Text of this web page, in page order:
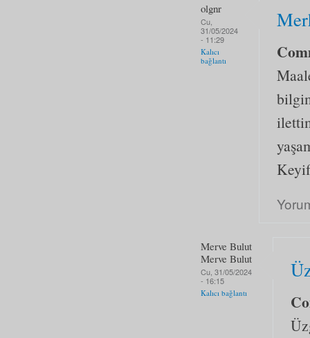
olgnr
Cu,
31/05/2024
- 11:29
Kalıcı
bağlantı
Merve Bulut
Merve Bulut
Cu, 31/05/2024
- 16:15
Kalıcı bağlantı